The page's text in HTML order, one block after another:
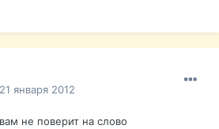
21 января 2012
не поверит на слово